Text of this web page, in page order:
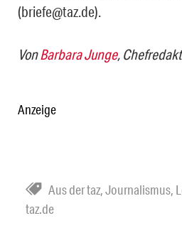
(briefe@taz.de).
VonBarbara Junge,
Anzeige
Aus der taz,Journalismus,
taz.de